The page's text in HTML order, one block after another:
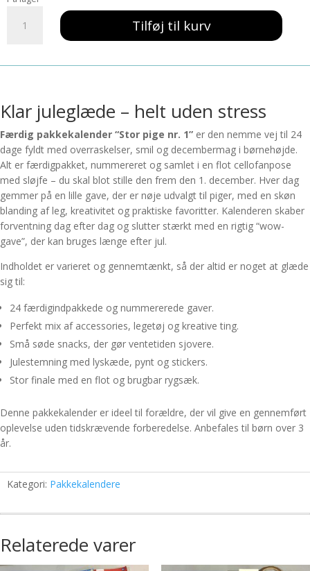
var:
954,00 kr..
er:
800,00 kr..
pakkekalender
antal
Tilføj til kurv
Klar juleglæde – helt uden stress
Færdig pakkekalender “Stor pige nr. 1” er den nemme vej til 24
dage fyldt med overraskelser, smil og decembermag i børnehøjde.
Alt er færdigpakket, nummereret og samlet i en flot cellofanpose
med sløjfe – du skal blot stille den frem den 1. december. Hver dag
gemmer på en lille gave, der er nøje udvalgt til piger, med en skøn
blanding af leg, kreativitet og praktiske favoritter. Kalenderen skaber
forventning dag efter dag og slutter stærkt med en rigtig “wow-
gave”, der kan bruges længe efter jul.
Indholdet er varieret og gennemtænkt, så der altid er noget at glæde
sig til:
24 færdigindpakkede og nummererede gaver.
Perfekt mix af accessories, legetøj og kreative ting.
Små søde snacks, der gør ventetiden sjovere.
Julestemning med lyskæde, pynt og stickers.
Stor finale med en flot og brugbar rygsæk.
Denne pakkekalender er ideel til forældre, der vil give en gennemført
oplevelse uden tidskrævende forberedelse. Anbefales til børn over 3
år.
Kategori: Pakkekalendere
Relaterede varer